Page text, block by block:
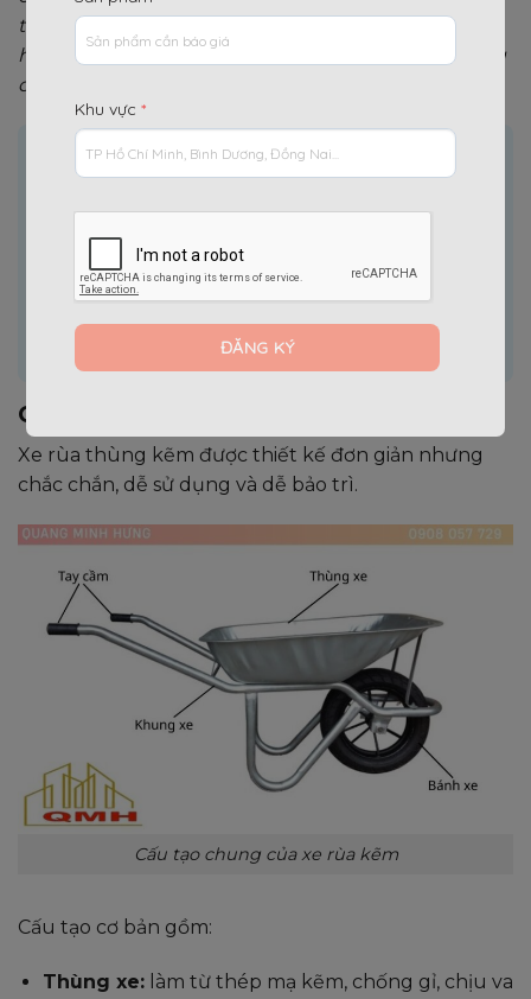
thông thường, xe rùa thùng kẽm có độ bền cao
hơn, ít bị ăn mòn và duy trì hình dạng ổn định trong
quá trình sử dụng lâu dài.
Nội dung chính
Cấu tạo và quy cách xe rùa thùng kẽm
Ưu điểm nổi bật của xe rùa thùng kẽm
Ứng dụng thực tế của xe rùa thùng kẽm
So sánh nhanh xe rùa thùng kẽm với các loại
khác
Độ bền và tuổi thọ thực tế của xe rùa thùng kẽm
Cấu tạo và quy cách xe rùa thùng kẽm
Xe rùa thùng kẽm được thiết kế đơn giản nhưng
chắc chắn, dễ sử dụng và dễ bảo trì.
Cấu tạo chung của xe rùa kẽm
Cấu tạo cơ bản gồm:
Thùng xe:làm từ thép mạ kẽm, chống gỉ, chịu va
Khu vực *